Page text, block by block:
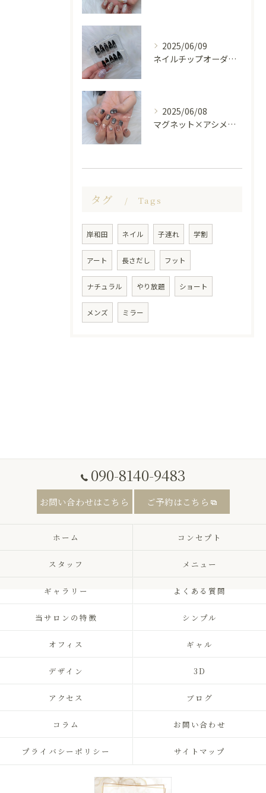
2025/06/09
ネイルチップオーダー受け付けてます😊🤍
2025/06/08
マグネット×アシメシルバー nail🤍🩶
タグ Tags
岸和田 ネイル 子連れ 学割
アート 長さだし フット
ナチュラル やり放題 ショート
メンズ ミラー
090-8140-9483
お問い合わせはこちら ご予約はこちら
ホーム コンセプト
スタッフ メニュー
ギャラリー よくある質問
当サロンの特徴 シンプル
オフィス ギャル
デザイン 3D
アクセス ブログ
コラム お問い合わせ
プライバシーポリシー サイトマップ